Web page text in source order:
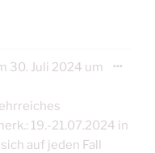
30. Juli 2024 um
19.-21.07.2024 in
auf jeden Fall
...